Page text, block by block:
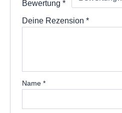
Bewertung *
Deine Rezension *
Name *